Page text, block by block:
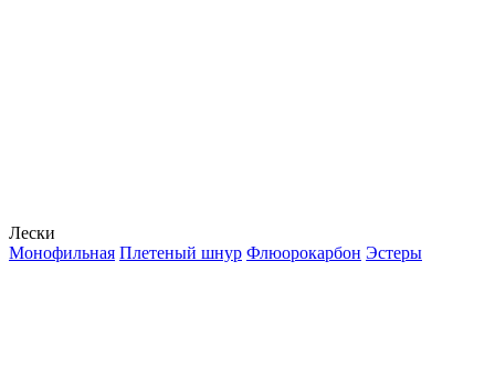
Лески
Монофильная Плетеный шнур Флюорокарбон Эстеры